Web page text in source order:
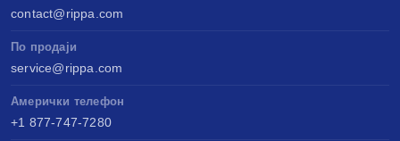
contact@rippa.com
По продаји
service@rippa.com
Амерички телефон
+1 877-747-7280